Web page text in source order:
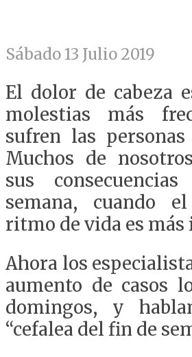
Sábado 13 Julio 2019
El dolor de cabeza
molestias más
sufren las
Muchos de
sus
semana, cuando
ritmo de vida es más
Ahora los
aumento de casos
domingos, y
“cefalea del fin de